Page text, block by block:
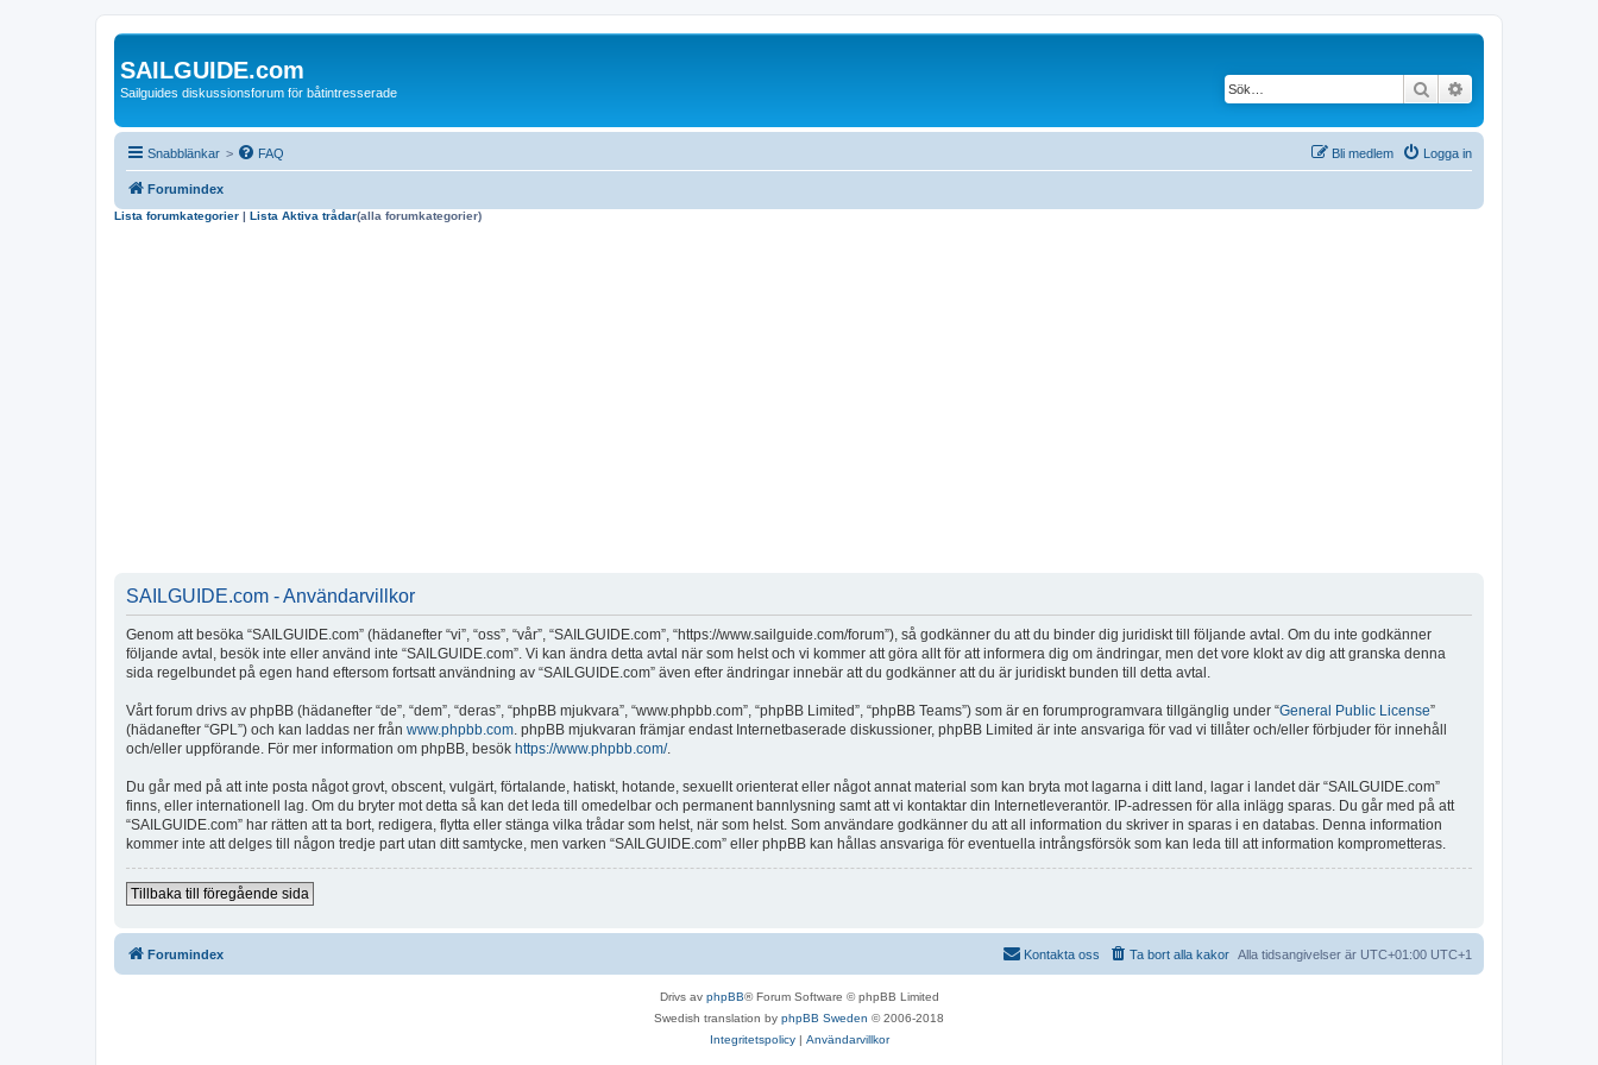
SAILGUIDE.com
Sailguides diskussionsforum för båtintresserade Sök
Snabblänkar > FAQ Logga in
Bli medlem
Forumindex
Lista forumkategorier | Lista Aktiva trådar(alla forumkategorier)
SAILGUIDE.com - Användarvillkor
Genom att besöka “SAILGUIDE.com” (hädanefter “vi”, “oss”, “vår”, “SAILGUIDE.com”, “https://www.sailguide.com/forum”), så godkänner du att du binder dig juridiskt till följande avtal. Om du inte godkänner
följande avtal, besök inte eller använd inte “SAILGUIDE.com”. Vi kan ändra detta avtal när som helst och vi kommer att göra allt för att informera dig om ändringar, men det vore klokt av dig att granska denna
sida regelbundet på egen hand eftersom fortsatt användning av “SAILGUIDE.com” även efter ändringar innebär att du godkänner att du är juridiskt bunden till detta avtal.
Vårt forum drivs av phpBB (hädanefter “de”, “dem”, “deras”, “phpBB mjukvara”, “www.phpbb.com”, “phpBB Limited”, “phpBB Teams”) som är en forumprogramvara tillgänglig under “General Public License”
(hädanefter “GPL”) och kan laddas ner från www.phpbb.com . phpBB mjukvaran främjar endast Internetbaserade diskussioner, phpBB Limited är inte ansvariga för vad vi tillåter och/eller förbjuder för innehåll
och/eller uppförande. För mer information om phpBB, besök https://www.phpbb.com/.
Du går med på att inte posta något grovt, obscent, vulgärt, förtalande, hatiskt, hotande, sexuellt orienterat eller något annat material som kan bryta mot lagarna i ditt land, lagar i landet där “SAILGUIDE.com”
finns, eller internationell lag. Om du bryter mot detta så kan det leda till omedelbar och permanent bannlysning samt att vi kontaktar din Internetleverantör. IP-adressen för alla inlägg sparas. Du går med på att
“SAILGUIDE.com” har rätten att ta bort, redigera, flytta eller stänga vilka trådar som helst, när som helst. Som användare godkänner du att all information du skriver in sparas i en databas. Denna information
kommer inte att delges till någon tredje part utan ditt samtycke, men varken “SAILGUIDE.com” eller phpBB kan hållas ansvariga för eventuella intrångsförsök som kan leda till att information komprometteras.
Tillbaka till föregående sida
Forumindex Alla tidsangivelser är UTC+01:00 UTC+1
Ta bort alla kakor
Kontakta oss
Drivs av phpBB® Forum Software © phpBB Limited
Swedish translation by phpBB Sweden © 2006-2018
Integritetspolicy| Användarvillkor